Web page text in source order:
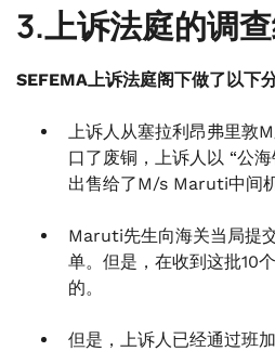
3.上诉法庭的调
SEFEMA上诉法庭阁下做了以下
上诉人从塞拉利昂弗里
口了废铜，上诉人以 “公
出售给了M/s Maruti中间
Maruti先生向海关当局提
单。但是，在收到这批10
的。
但是，上诉人已经通过班